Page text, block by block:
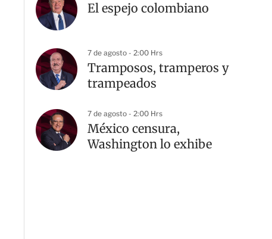
El espejo colombiano
7 de agosto - 2:00 Hrs
Tramposos, tramperos y
trampeados
7 de agosto - 2:00 Hrs
México censura,
Washington lo exhibe